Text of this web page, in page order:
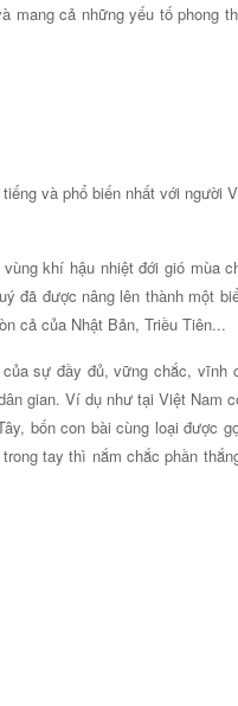
cả những yếu tố phong
và phổ biến nhất với người
khí hậu nhiệt đới gió mùa
đã được nâng lên thành một
cả của Nhật Bản, Triều Tiên...
sự đầy đủ, vững chắc,
gian. Ví dụ như tại Việt Nam
bốn con bài cùng loại được
tay thì nắm chắc phần